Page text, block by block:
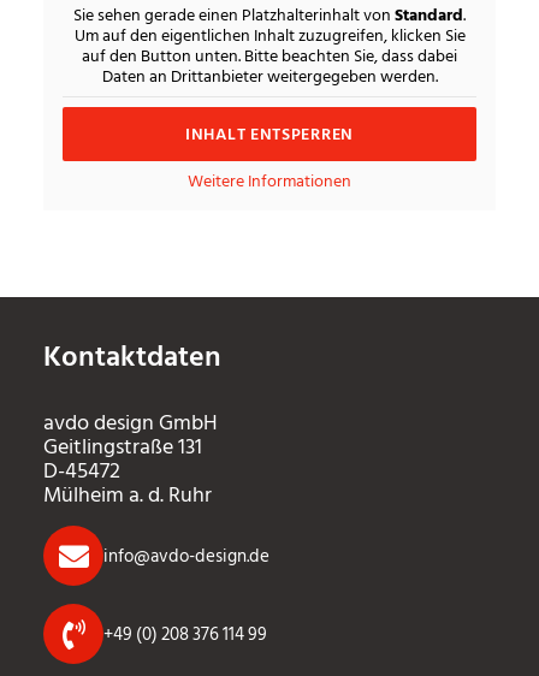
Sie sehen gerade einen Platzhalterinhalt vonStandard.
Um auf den eigentlichen Inhalt zuzugreifen, klicken Sie
auf den Button unten. Bitte beachten Sie, dass dabei
Daten an Drittanbieter weitergegeben werden.
INHALT ENTSPERREN
Weitere Informationen
Kontaktdaten
avdo design GmbH
Geitlingstraße 131
D-45472
Mülheim a. d. Ruhr
info@avdo-design.de
+49 (0) 208 376 114 99